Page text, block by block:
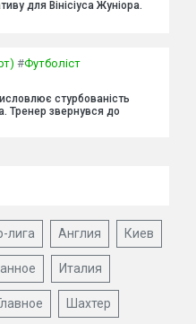
для Вінісіуса Жуніора.
#Футболіст
стурбованість
Тренер звернувся до
лига Англия Киев
Италия
Шахтер